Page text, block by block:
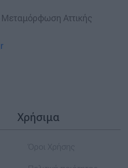
Μεταμόρφωση Αττικής
Χρήσιμα